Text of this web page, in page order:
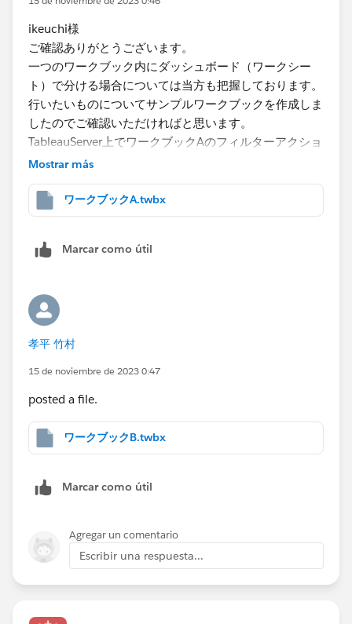
ikeuchi様
ご確認ありがとうございます。
一つのワークブック内にダッシュボード（ワークシー
ト）で分ける場合については当方も把握しております。
行いたいものについてサンプルワークブックを作成しま
したのでご確認いただければと思います。
TableauServer上でワークブックAのフィルターアクショ
ンをワークブックBにも反映したいというのが今回の意
添付ファイルは1つのみ添付できるようですので別途ワ
ークブックBを投稿します。
Mostrar más
ワークブックA.twbx
Marcar como útil
孝平 竹村
15 de noviembre de 2023 0:47
posted a file.
ワークブックB.twbx
Marcar como útil
Agregar un comentario
Escribir una respuesta...